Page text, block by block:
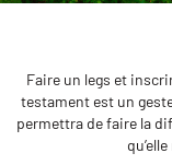
Faire un legs et
testament est un
permettra de faire la